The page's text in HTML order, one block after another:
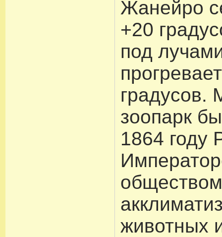
Жанейро
+20
под
градусов.
зоопарк
1864 году
животных